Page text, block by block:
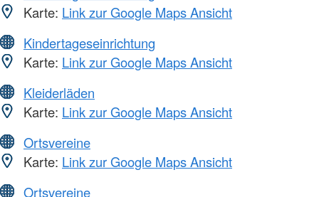
Karte: Link zur Google Maps Ansicht
Kindertageseinrichtung
Karte: Link zur Google Maps Ansicht
Kleiderläden
Karte: Link zur Google Maps Ansicht
Ortsvereine
Karte: Link zur Google Maps Ansicht
Ortsvereine